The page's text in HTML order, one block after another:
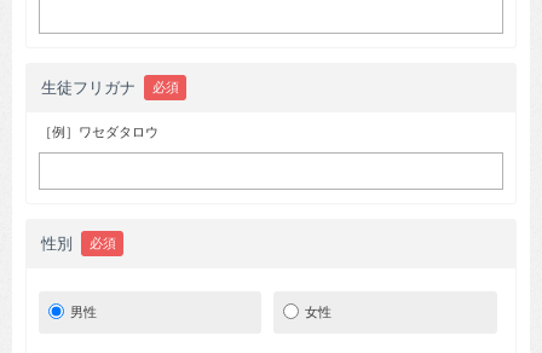
生徒フリガナ 必須
［例］ワセダタロウ
性別 必須
男性 女性